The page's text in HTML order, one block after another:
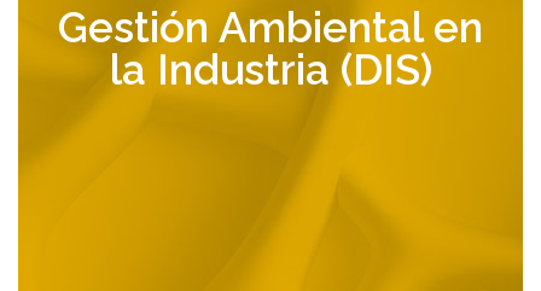
la
navegación
Gestión Ambiental en
la Industria (DIS)